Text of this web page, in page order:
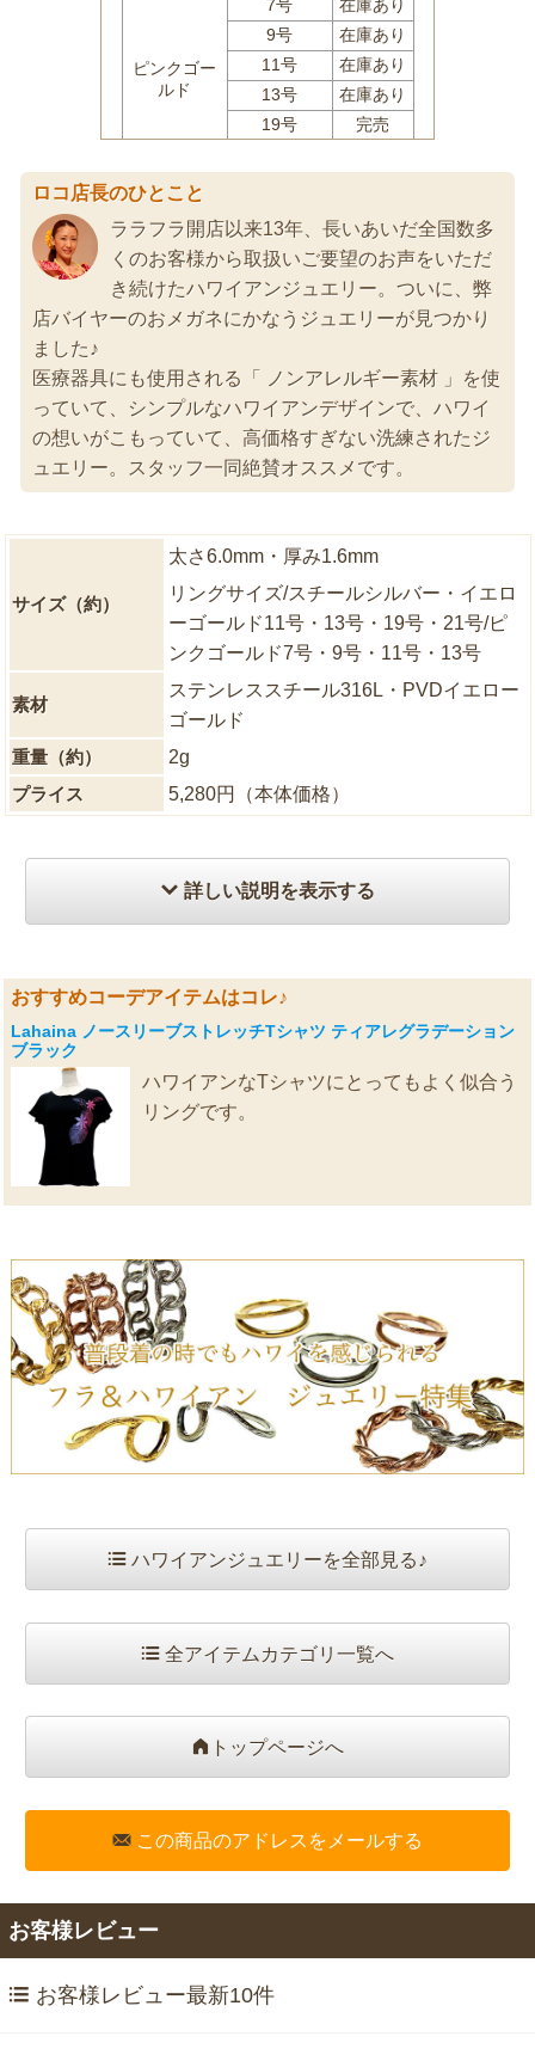
ロコ店長のひとこと
ララフラ開店以来13年、長いあいだ全国数多
くのお客様から取扱いご要望のお声をいただ
き続けたハワイアンジュエリー。ついに、弊
店バイヤーのおメガネにかなうジュエリーが見つかり
ました♪
医療器具にも使用される「 ノンアレルギー素材 」を使
っていて、シンプルなハワイアンデザインで、ハワイ
の想いがこもっていて、高価格すぎない洗練されたジ
ュエリー。スタッフ一同絶賛オススメです。
サイズ（約）
太さ6.0mm・厚み1.6mm
リングサイズ/スチールシルバー・イエロ
ーゴールド11号・13号・19号・21号/ピ
ンクゴールド7号・9号・11号・13号
素材
ステンレススチール316L・PVDイエロー
ゴールド
重量（約）
2g
プライス
5,280円（本体価格）
詳しい説明を表示する
おすすめコーデアイテムはコレ♪
Lahaina ノースリーブストレッチTシャツ ティアレグラデーション
ブラック
ハワイアンなTシャツにとってもよく似合う
リングです。
ハワイアンジュエリーを全部見る♪
全アイテムカテゴリ一覧へ
トップページへ
この商品のアドレスをメールする
お客様レビュー
お客様レビュー最新10件